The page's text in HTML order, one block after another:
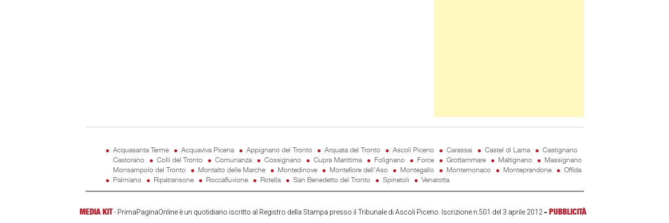
Acquasanta Terme Acquaviva Picena Appignano del Tronto Arquata del Tronto Ascoli Piceno Carassai Castel di Lama
Castignano
Castorano
Colli del Tronto Comunanza Cossignano Cupra Marittima Folignano Force Grottammare Maltignano
Massignano
Monsampolo del Tronto
Montalto delle Marche Montedinove Montefiore dell'Aso Montegallo Montemonaco Monteprandone
Offida
Palmiano
Ripatransone Roccafluvione Rotella San Benedetto del Tronto Spinetoli Venarotta
MEDIA KIT- PrimaPaginaOnline è un quotidiano iscritto al Registro della Stampa presso il Tribunale di Ascoli Piceno. Iscrizione n.501 del 3 aprile 2012- PUBBLICITÀ